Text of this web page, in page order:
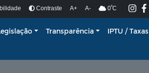
Contraste A+ A- 0ºC
Transparência IPTU / Taxas